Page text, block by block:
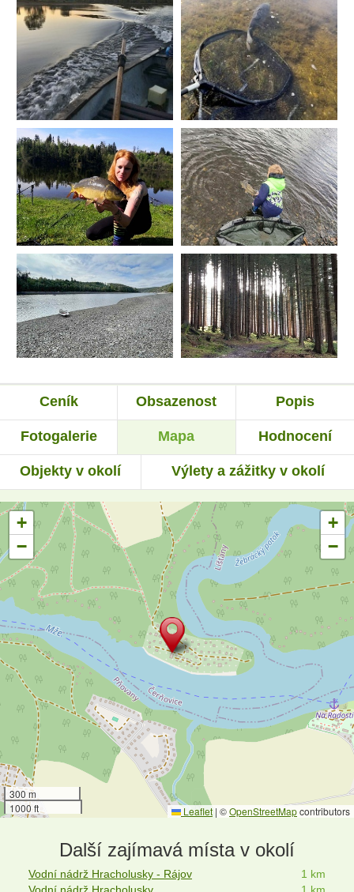
Ceník Obsazenost Popis
Fotogalerie Mapa Hodnocení
Objekty v okolí Výlety a zážitky v okolí
+
−
+
−
300 m
1000 ft
Leaflet | ©OpenStreetMapcontributors
Další zajímavá místa v okolí
Vodní nádrž Hracholusky - Rájov
1 km